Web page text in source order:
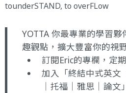
tounderSTAND, to overFLow
YOTTA 你最專業的學習
趣觀點，擴大豐富你的視
訂閱Eric的專欄 ，定
加入 「終結中式英
｜托福｜雅思｜論文」